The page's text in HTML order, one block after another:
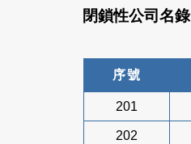
閉鎖性公司名錄
序號
201
202